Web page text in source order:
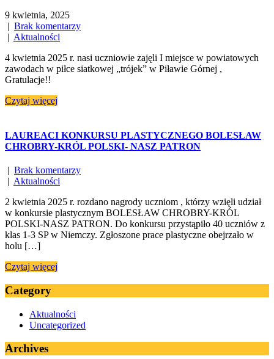
9 kwietnia, 2025
| Brak komentarzy
| Aktualności
4 kwietnia 2025 r. nasi uczniowie zajęli I miejsce w powiatowych
zawodach w piłce siatkowej „trójek” w Piławie Górnej ,
Gratulacje!!
Czytaj więcej
LAUREACI KONKURSU PLASTYCZNEGO BOLESŁAW
CHROBRY-KRÓL POLSKI- NASZ PATRON
| Brak komentarzy
| Aktualności
2 kwietnia 2025 r. rozdano nagrody uczniom , którzy wzięli udział
w konkursie plastycznym BOLESŁAW CHROBRY-KRÓL
POLSKI-NASZ PATRON. Do konkursu przystąpiło 40 uczniów z
klas 1-3 SP w Niemczy. Zgłoszone prace plastyczne obejrzało w
holu […]
Czytaj więcej
Category
Aktualności
Uncategorized
Archives